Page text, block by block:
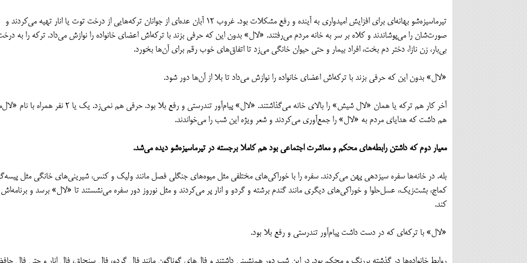
تیرماسیزه‌شو بهانه‌ای برای افزایش امیدواری به آینده و رفع مشکلات بود. غروب ۱۲ آبان عده‌ای از جوانان ترکه‌هایی از درخت توت یا انار تهیه می‌کردند و
صورت‌شان را می‌پوشاندند و کلاه بر سر به خانه مردم می‌رفتند. «لال» بدون این که حرفی بزند با ترکه‌اش اعضای خانواده را نوازش می‌داد. ترکه را به
بی‌بار، زن نازا، دختر دم بخت، افراد بیمار و حتی حیوان خانگی می‌زد تا اتفاق‌های خوب رقم برای آن‌ها بخورد.
«لال» بدون این که حرفی بزند با ترکه‌اش اعضای خانواده را نوازش می‌داد تا بلا از آن‌ها دور شود.
آخر کار هم ترکه یا همان «لال شیش» را بالای خانه می‌گذاشتند. «لال» پیام‌آور تندرستی و رفع بلا بود. حرفی هم نمی‌زد. یک یا ۲
هم داشت که هدایای مردم به «لال» را جمع‌آوری می‌کردند و شعر ویژه این شب را می‌خواندند.
معیار دوم که داشتن رابطه‌های محکم و معاشرت اجتماعی بود هم کاملا برجسته در تیرماسیزه‌شو دیده می‌شد.
بله. در خانه‌ها سفره سیزدهی پهن می‌کردند. سفره را با خوراکی‌های مختلفی مثل میوه‌های جنگلی فصل مانند ولیک و کنس، شیرینی‌های خانگی مثل
کماج، بشت‌زیک، عسل‌حلوا و خوراکی‌های دیگری مانند گندم برشته و گردو و انار پر می‌کردند و مثل نوروز دور سفره می‌نشستند تا «لال» برسد و برنامه‌اش
کند.
«لال» با ترکه‌ای که در دست داشت پیام‌آور تندرستی و رفع بلا بود.